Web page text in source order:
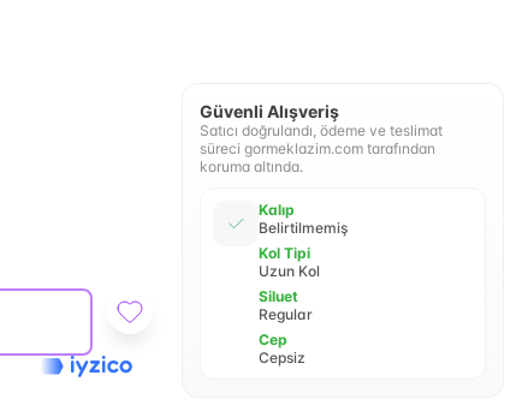
Güvenli Alışveriş
Satıcı doğrulandı, ödeme ve teslimat
süreci gormeklazim.com tarafından
koruma altında.
Kalıp
Belirtilmemiş
Kol Tipi
Uzun Kol
Siluet
Regular
Cep
Cepsiz